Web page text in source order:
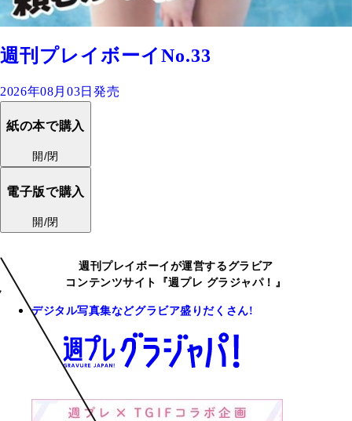
週刊プレイボーイNo.33
2026年08月03日発売
紙の本で購入
開/閉
電子版で購入
開/閉
週刊プレイボーイが運営するグラビア
コンテンツサイト『週プレ グラジャパ！』
デジタル写真集などグラビア盛りだくさん!